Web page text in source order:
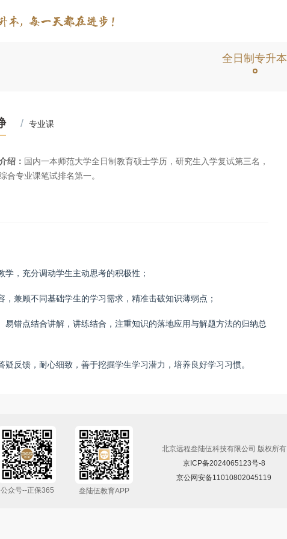
全日制专升本
/ 专业课
绍： 国内一本师范大学全日制教育硕士学历，研究生入学复试第三名，
合专业课笔试排名第一。
，充分调动学生主动思考的积极性；
兼顾不同基础学生的学习需求，精准击破知识薄弱点；
错点结合讲解，讲练结合，注重知识的落地应用与解题方法的归纳总
反馈，耐心细致，善于挖掘学生学习潜力，培养良好学习习惯。
公众号--正保365 叁陆伍教育APP
北京远程叁陆伍科技有限公司 版权所有
京ICP备2024065123号-8
京公网安备11010802045119